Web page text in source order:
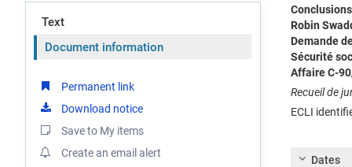
Text
Document information
Permanent link
Download notice
Save to My items
Create an email alert
Robin
Demande
Sécurité
Affaire C-
Recueil de
ECLI
Dates